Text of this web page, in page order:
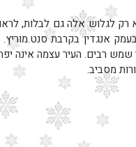
רק לגלוש אלה גם לבלות,
אנגדין בקרבת סנט.מוריץ.
זוכה לימי שמש רבים. העיר עצמה
מסביב.